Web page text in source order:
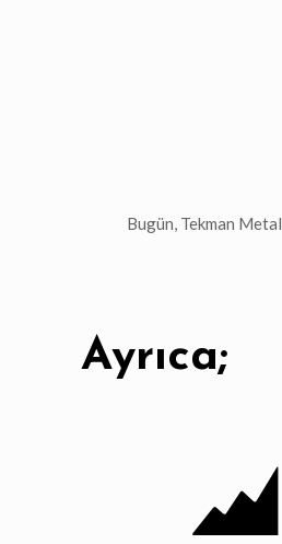
Bugün, Tekman
Ayrıca;